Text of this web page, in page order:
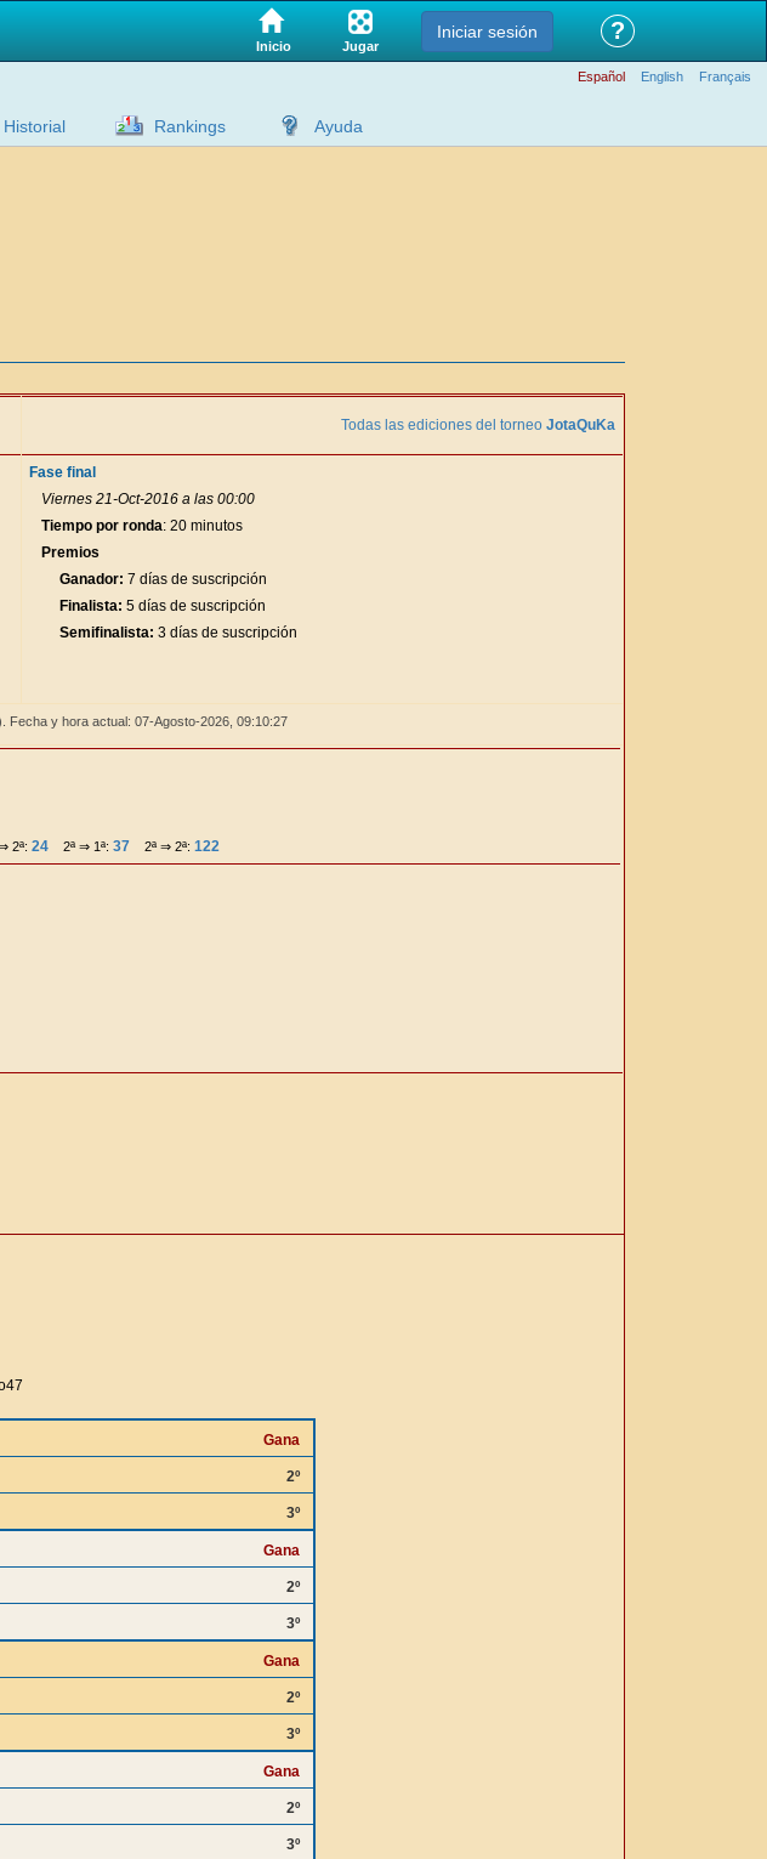
Inicio Jugar
Iniciar sesión ?
Español English Français
Historial Rankings Ayuda
Todas las ediciones del torneo JotaQuKa
Fase final
Viernes 21-Oct-2016 a las 00:00
Tiempo por ronda: 20 minutos
Premios
Ganador: 7 días de suscripción
Finalista: 5 días de suscripción
Semifinalista: 3 días de suscripción
Fecha y hora actual: 07-Agosto-2026, 09:10:27
2ª: 24 2ª ⇒ 1ª: 37 2ª ⇒ 2ª: 122
Gana
2º
3º
Gana
2º
3º
Gana
2º
3º
Gana
2º
3º